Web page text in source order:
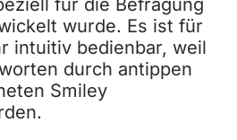
für die Befragung
wurde. Es ist für
intuitiv bedienbar, weil
durch antippen
Smiley